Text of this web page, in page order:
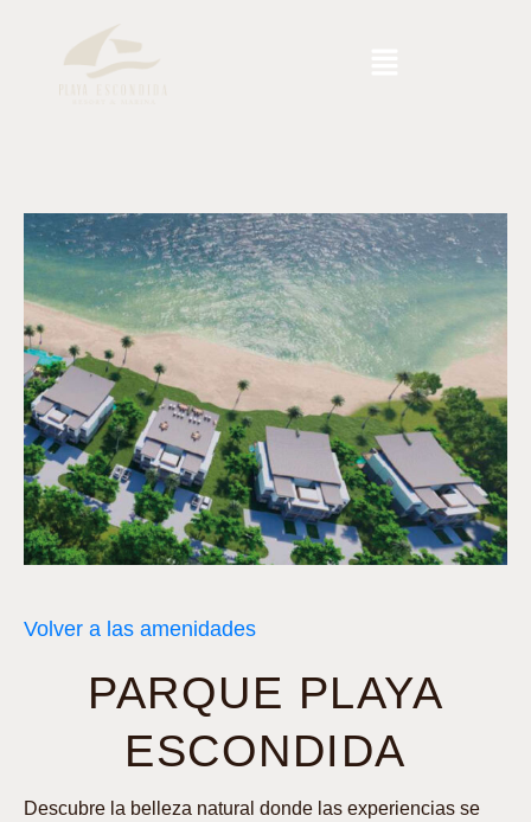
Volver a las amenidades
PARQUE PLAYA
ESCONDIDA
Descubre la belleza natural donde las experiencias se